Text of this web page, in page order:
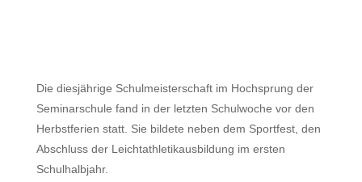
Die diesjährige Schulmeisterschaft im Hochsprung der
Seminarschule fand in der letzten Schulwoche vor den
Herbstferien statt. Sie bildete neben dem Sportfest, den
Abschluss der Leichtathletikausbildung im ersten
Schulhalbjahr.